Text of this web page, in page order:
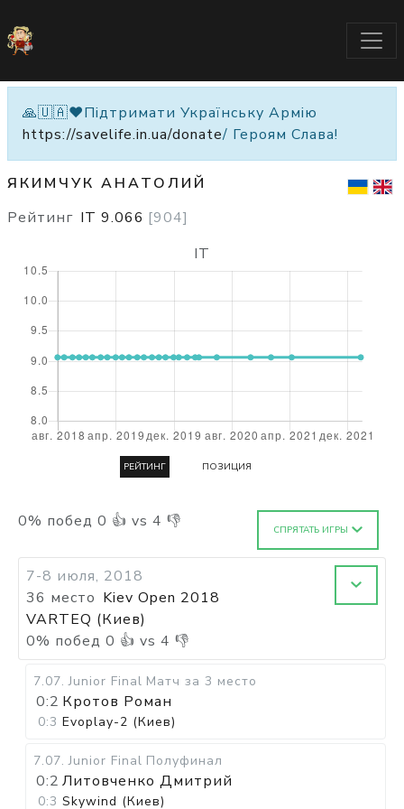
🙏🇺🇦❤️Підтримати Українську Армію
https://savelife.in.ua/donate/ Героям Слава!
ЯКИМЧУК АНАТОЛИЙ
Рейтинг IT 9.066 [904]
0% побед 0 👍 vs 4 👎 СПРЯТАТЬ ИГРЫ
7-8 июля, 2018
36 место Kiev Open 2018
VARTEQ (Киев)
0% побед 0 👍 vs 4 👎
7.07. Junior Final Матч за 3 место
0:2 Кротов Роман
0:3 Evoplay-2 (Киев)
7.07. Junior Final Полуфинал
0:2 Литовченко Дмитрий
0:3 Skywind (Киев)
IT
РЕЙТИНГ ПОЗИЦИЯ